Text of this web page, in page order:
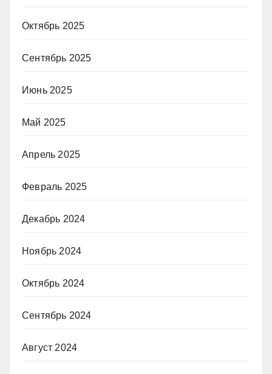
Октябрь 2025
Сентябрь 2025
Июнь 2025
Май 2025
Апрель 2025
Февраль 2025
Декабрь 2024
Ноябрь 2024
Октябрь 2024
Сентябрь 2024
Август 2024